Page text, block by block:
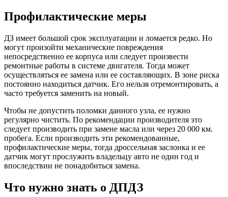
Профилактические меры
ДЗ имеет большой срок эксплуатации и ломается редко. Но
могут произойти механические повреждения
непосредственно ее корпуса или следует произвести
ремонтные работы в системе двигателя. Тогда может
осуществляться ее замена или ее составляющих. В зоне риска
постоянно находиться датчик. Его нельзя отремонтировать, а
часто требуется заменить на новый.
Чтобы не допустить поломки данного узла, ее нужно
регулярно чистить. По рекомендации производителя это
следует производить при замене масла или через 20 000 км.
пробега. Если производить эти рекомендованные,
профилактические меры, тогда дроссельная заслонка и ее
датчик могут прослужить владельцу авто не один год и
впоследствии не понадобиться замена.
Что нужно знать о ДПДЗ